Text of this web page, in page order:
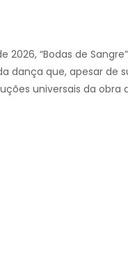
2026, “Bodas de
dança que, apesar de
universais da obra